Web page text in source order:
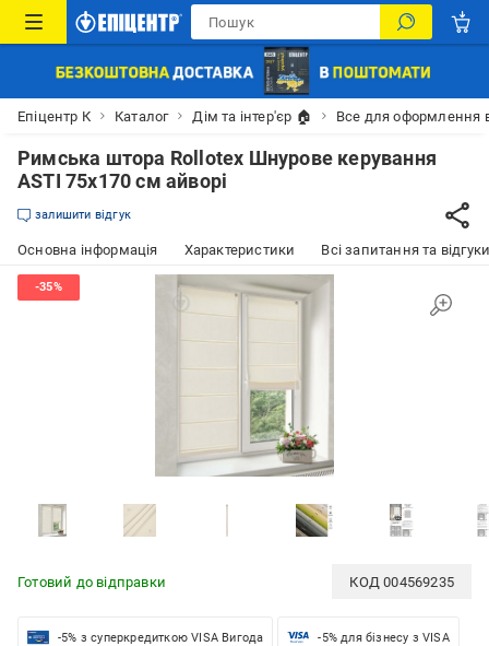
Епіцентр К Каталог Дім та інтер'єр 🏠 Все для оформлення
Римська штора Rollotex Шнурове керування
ASTI 75x170 см айворі
залишити відгук
Основна інформація Характеристики Всі запитання та
Готовий до відправки КОД004569235
-5% з суперкредиткою VISA Вигода -5% для бізнесу з VISA